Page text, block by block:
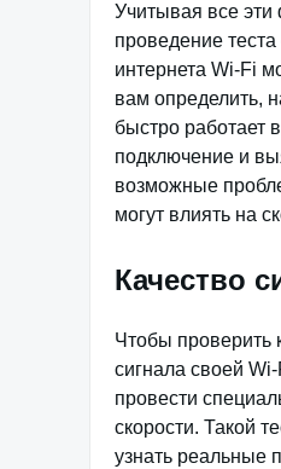
Учитывая все эти
проведение теста
интернета Wi-Fi
вам определить,
быстро работает
подключение и
возможные
могут влиять на
Качество
Чтобы проверить
сигнала своей
провести
скорости. Такой
узнать реальные